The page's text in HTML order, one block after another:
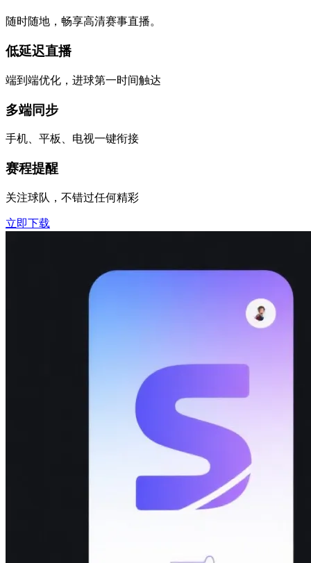
随时随地，畅享高清赛事直播。
低延迟直播
端到端优化，进球第一时间触达
多端同步
手机、平板、电视一键衔接
赛程提醒
关注球队，不错过任何精彩
立即下载